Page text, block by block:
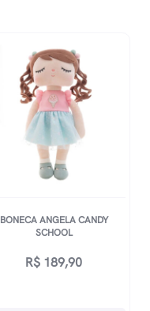
BONECA ANGELA CANDY
SCHOOL
R$ 189,90